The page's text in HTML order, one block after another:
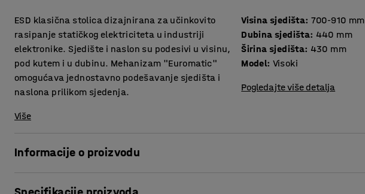
ESD klasična stolica dizajnirana za učinkovito
rasipanje statičkog elektriciteta u industriji
elektronike. Sjedište i naslon su podesivi u visinu,
pod kutem i u dubinu. Mehanizam "Euromatic"
omogućava jednostavno podešavanje sjedišta i
naslona prilikom sjedenja.
Više
Visina sjedišta: 700-910 mm
Dubina sjedišta: 440 mm
Širina sjedišta: 430 mm
Model: Visoki
Pogledajte više detalja
Informacije o proizvodu